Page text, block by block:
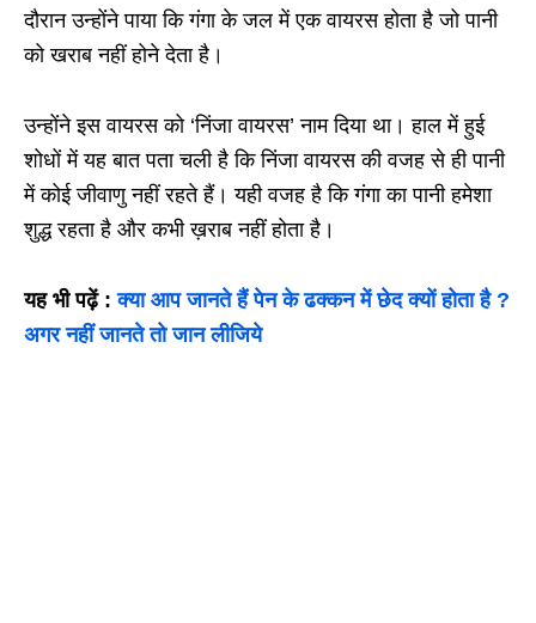
दौरान उन्होंने पाया कि गंगा के जल में एक वायरस होता है जो पानी
को खराब नहीं होने देता है।
उन्होंने इस वायरस को ‘निंजा वायरस’ नाम दिया था। हाल में हुई
शोधों में यह बात पता चली है कि निंजा वायरस की वजह से ही पानी
में कोई जीवाणु नहीं रहते हैं। यही वजह है कि गंगा का पानी हमेशा
शुद्ध रहता है और कभी ख़राब नहीं होता है।
यह भी पढ़ें :क्या आप जानते हैं पेन के ढक्कन में छेद क्यों होता है ?
अगर नहीं जानते तो जान लीजिये